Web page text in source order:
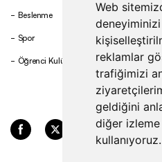
Web
reklamlar
trafiğimizi
geldiğini
diğer
kullanıyoruz.
Beslenme
Spor
Öğrenci Kulüpleri